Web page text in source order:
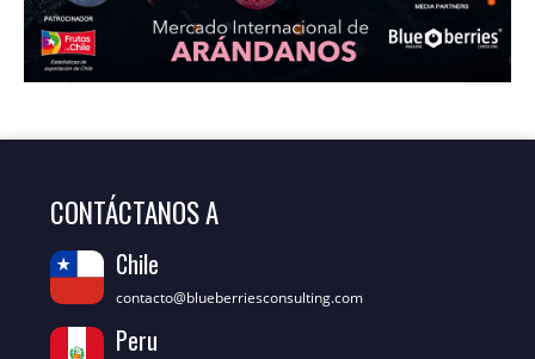
CONTÁCTANOS A
Chile
contacto@blueberriesconsulting.com
Peru